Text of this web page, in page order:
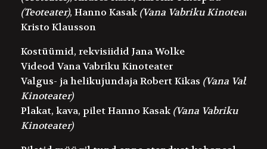
(Teoteater), Hanno Kasak (Vana Vabriku Kinoteater)
Kristo Klausson
Kostüümid, rekvisiididJana Wolke
VideodVana Vabriku Kinoteater
Valgus- ja helikujundajaRobert Kikas (Vana Vabriku
Kinoteater)
Plakat, kava, piletHanno Kasak (Vana Vabriku
Kinoteater)